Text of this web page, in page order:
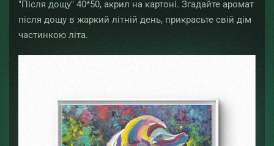
"Після дощу" 40*50, акрил на картоні. Згадайте аромат
після дощу в жаркий літній день, прикрасьте свій дім
частинкою літа.